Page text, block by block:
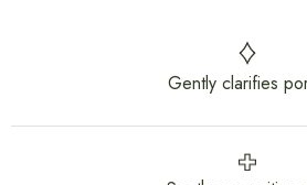
Gently clarifies